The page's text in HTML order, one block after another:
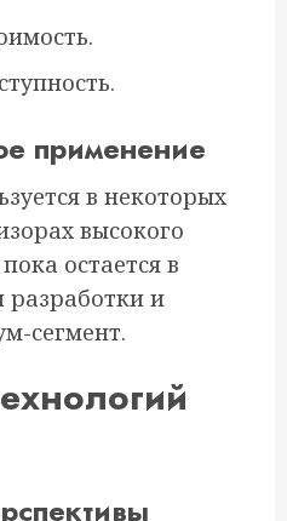
применение
в некоторых
высокого
остается в
разработки и
сегмент.